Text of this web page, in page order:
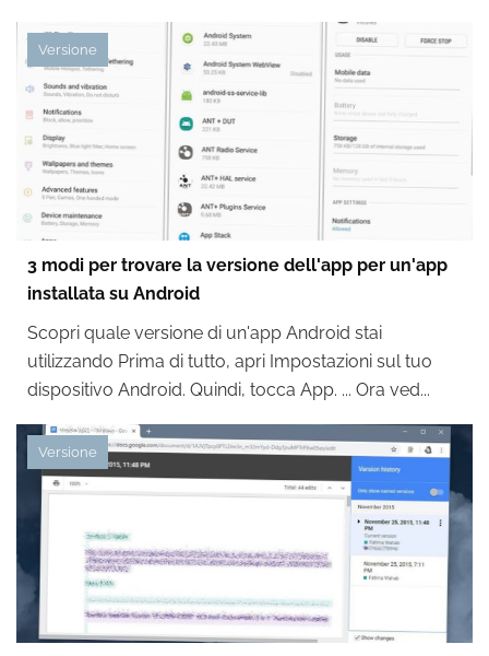
Versione
3 modi per trovare la versione dell'app per un'app
installata su Android
Scopri quale versione di un'app Android stai
utilizzando Prima di tutto, apri Impostazioni sul tuo
dispositivo Android. Quindi, tocca App. ... Ora ved...
Versione